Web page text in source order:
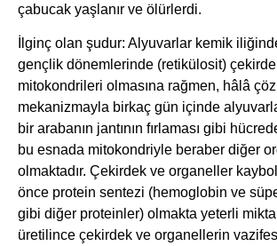
çabucak yaşlanır ve ölürlerdi.
İlginç olan şudur: Alyuvarlar kemik
gençlik dönemlerinde (retikülosit)
mitokondrileri olmasına rağmen, hâlâ
mekanizmayla birkaç gün içinde
bir arabanın jantının fırlaması gibi
bu esnada mitokondriyle beraber diğer
olmaktadır. Çekirdek ve organeller
önce protein sentezi (hemoglobin ve
gibi diğer proteinler) olmakta yeterli
üretilince çekirdek ve organellerin